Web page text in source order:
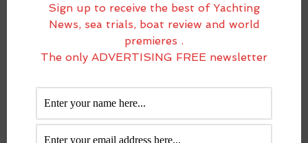
Suministro de barcos
VELEROS
Sign up to receive the best of Yachting
News, sea trials, boat review and world
premieres .
The only ADVERTISING FREE newsletter